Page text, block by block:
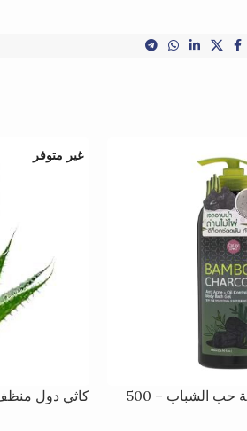
جل استحمام مكافحة حب الشباب – 500
غير متوفر
كاثي دول منظف